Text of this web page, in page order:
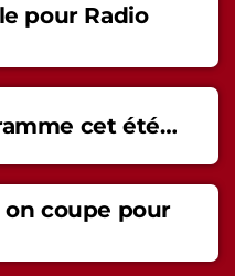
pour Radio
cet été…
coupe pour